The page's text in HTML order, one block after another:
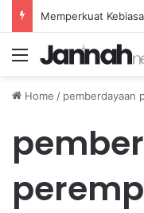
Menu
Home / pemberdayaan